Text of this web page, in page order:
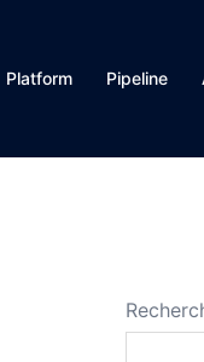
Platform Pipeline